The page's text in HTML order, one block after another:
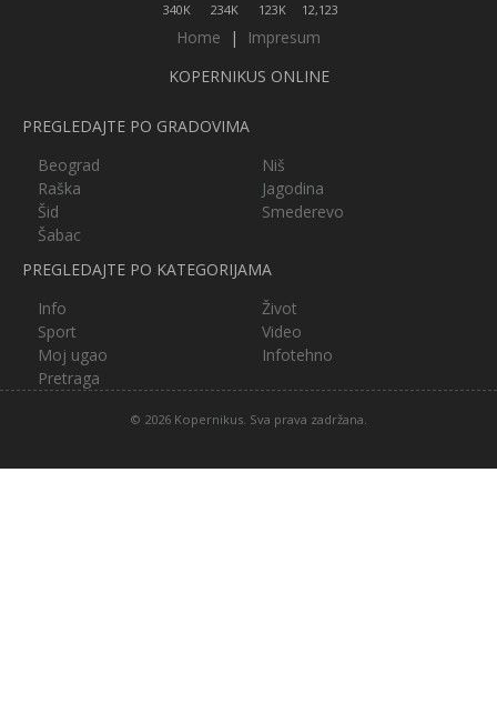
340K 234K 123K 12,123
Home |
Impresum
KOPERNIKUS ONLINE
PREGLEDAJTE PO GRADOVIMA
Beograd
Niš
Raška
Jagodina
Šid
Smederevo
Šabac
PREGLEDAJTE PO KATEGORIJAMA
Info
Život
Sport
Video
Moj ugao
Infotehno
Pretraga
© 2026 Kopernikus. Sva prava zadržana.